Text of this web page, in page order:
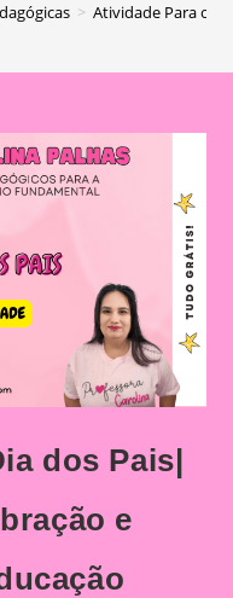
> Atividade Para o
dos Pais|
e